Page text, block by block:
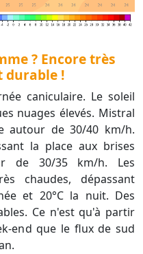
? Encore très
durable !
caniculaire. Le soleil
nuages élevés. Mistral
autour de 30/40 km/h.
la place aux brises
de 30/35 km/h. Les
chaudes, dépassant
et 20°C la nuit. Des
Ce n'est qu'à partir
end que le flux de sud